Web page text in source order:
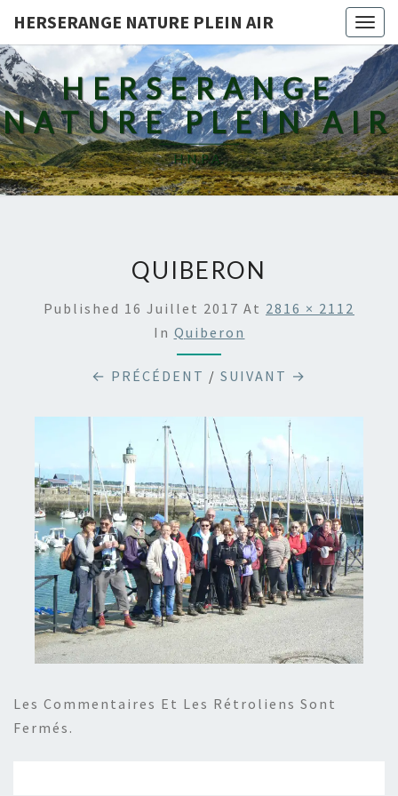
HERSERANGE NATURE PLEIN AIR
HERSERANGE
NATURE PLEIN AIR
H.N.P.A.
QUIBERON
Published 16 Juillet 2017 At 2816 × 2112
In Quiberon
← PRÉCÉDENT / SUIVANT →
Les Commentaires Et Les Rétroliens Sont
Fermés.